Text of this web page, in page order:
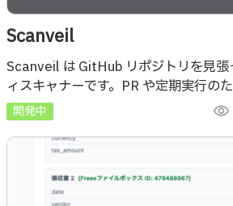
Scanveil
Scanveil は GitHub リポジトリを見張
ィスキャナーです。PR や定期実行の
Scanner と AI エージェントが発動しま
開発中 visibility